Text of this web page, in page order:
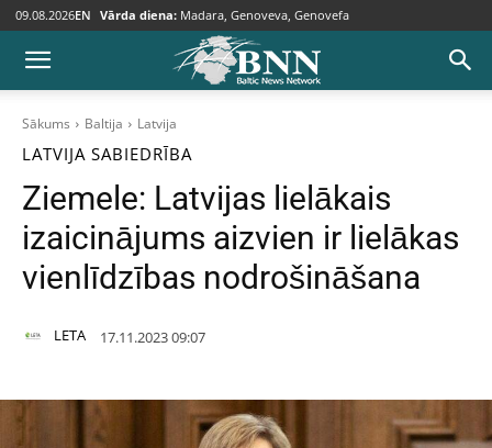
09.08.2026EN Vārda diena: Madara, Genoveva, Genovefa
Sākums Baltija Latvija
LATVIJA SABIEDRĪBA
Ziemele: Latvijas lielākais
izaicinājums aizvien ir lielākas
vienlīdzības nodrošināšana
LETA 17.11.2023 09:07